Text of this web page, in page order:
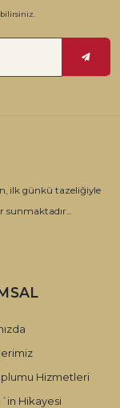
ilk günkü tazeliğiyle
sunmaktadır...
Hizmetleri
Hikayesi